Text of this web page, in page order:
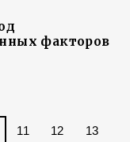
факторов
11 12 13